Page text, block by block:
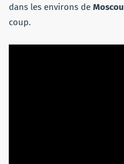
dans les environs de Moscou
coup.